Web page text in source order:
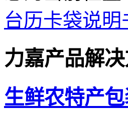
台历卡袋说明
力嘉产品解
生鲜农特产